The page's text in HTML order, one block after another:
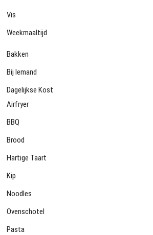
Vis
Weekmaaltijd
Bakken
Bij Iemand
Dagelijkse Kost
Airfryer
BBQ
Brood
Hartige Taart
Kip
Noodles
Ovenschotel
Pasta